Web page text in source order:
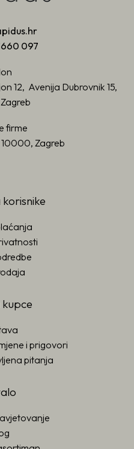
097
12, Avenija Dubrovnik 15,
firme
10000, Zagreb
korisnike
i prigovori
pitanja